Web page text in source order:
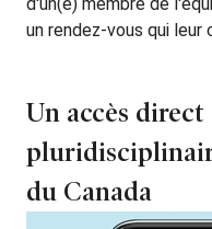
un rendez-vous qui leur
Un accès
du Canada